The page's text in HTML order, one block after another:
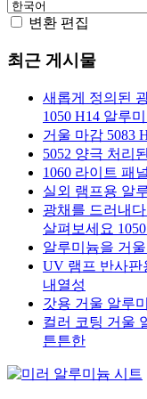
변환 편집
최근 게시물
새롭게 정의된
1050 H14 알루
거울 마감 5083
5052 양극 처리
1060 라이트 패
실외 램프용 알
광채를 드러내
살펴보세요
알루미늄을 거
UV 램프 반사판
내열성
갓용 거울 알루
컬러 코팅 거울
튼튼한